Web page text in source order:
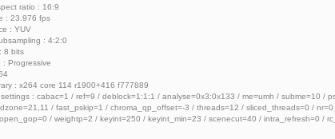
ratio : 16:9
: 23.976 fps
: YUV
: 4:2:0
8 bits
Progressive
: x264 core 114 r1900+416 f777889
: cabac=1 / ref=9 / deblock=1:1:1 / analyse=0x3:0x133 / me=umh / subme=10 /
/ fast_pskip=1 / chroma_qp_offset=-3 / threads=12 / sliced_threads=0 /
/ weightp=2 / keyint=250 / keyint_min=23 / scenecut=40 / intra_refresh=0 /